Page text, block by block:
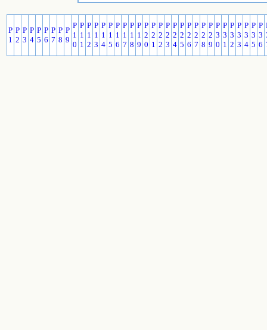
P
1
P
2
P
3
P
4
P
5
P
6
P
7
P
8
P
9
P
1
0
P
1
1
P
1
2
P
1
3
P
1
4
P
1
5
P
1
6
P
1
7
P
1
8
P
1
9
P
2
0
P
2
1
P
2
2
P
2
3
P
2
4
P
2
5
P
2
6
P
2
7
P
2
8
P
2
9
P
3
0
P
3
1
P
3
2
P
3
3
P
3
4
P
3
5
P
3
6